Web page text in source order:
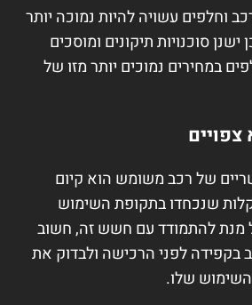
וחלפים עשויה להיות נמוכה יותר
סוכנויות תיקונים ומוסכים
במחירים נמוכים יותר מזו של
צפויים
של רכב משומש הוא קיום
שנכחדו בתקופת השימוש
מנת להתמודד עם חשש זה, חשוב
בקפידה לפני הרכישה ולבדוק את
שלו.